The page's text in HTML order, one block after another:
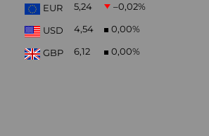
EUR
5,24 –0,02%
USD 4,54 0,00%
GBP 6,12 0,00%